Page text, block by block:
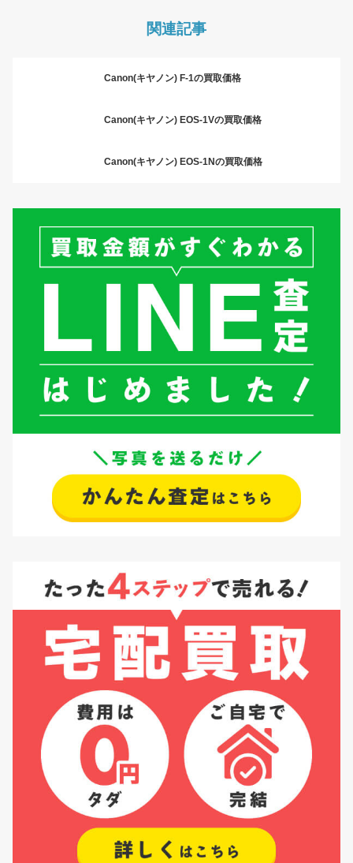
関連記事
Canon(キヤノン) F-1の買取価格
Canon(キヤノン) EOS-1Vの買取価格
Canon(キヤノン) EOS-1Nの買取価格